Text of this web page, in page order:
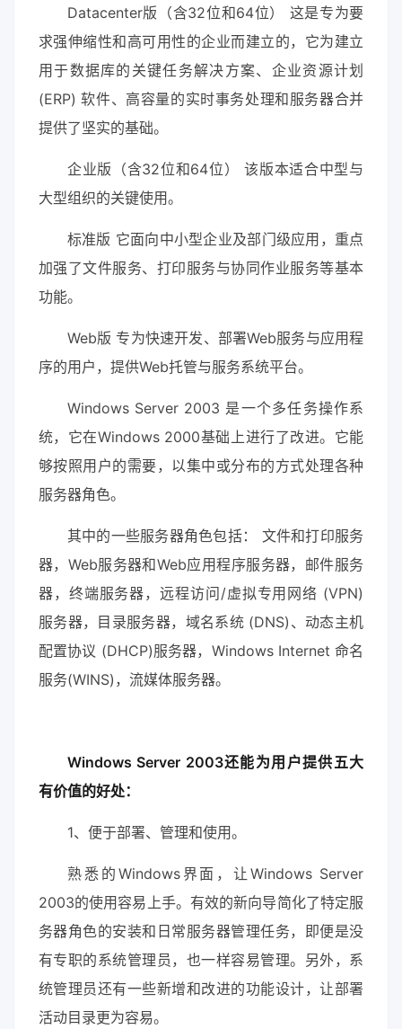
Datacenter版（含32位和64位） 这是专为要
求强伸缩性和高可用性的企业而建立的，它为建立
用于数据库的关键任务解决方案、企业资源计划
(ERP) 软件、高容量的实时事务处理和服务器合并
提供了坚实的基础。
企业版（含32位和64位） 该版本适合中型与
大型组织的关键使用。
标准版 它面向中小型企业及部门级应用，重点
加强了文件服务、打印服务与协同作业服务等基本
功能。
Web版 专为快速开发、部署Web服务与应用程
序的用户，提供Web托管与服务系统平台。
Windows Server 2003 是一个多任务操作系
统，它在Windows 2000基础上进行了改进。它能
够按照用户的需要，以集中或分布的方式处理各种
服务器角色。
其中的一些服务器角色包括： 文件和打印服务
器，Web服务器和Web应用程序服务器，邮件服务
器，终端服务器，远程访问/虚拟专用网络 (VPN)
服务器，目录服务器，域名系统 (DNS)、动态主机
配置协议 (DHCP)服务器，Windows Internet 命名
服务(WINS)，流媒体服务器。
Windows Server 2003还能为用户提供五大
有价值的好处：
1、便于部署、管理和使用。
熟悉的Windows界面，让Windows Server
2003的使用容易上手。有效的新向导简化了特定服
务器角色的安装和日常服务器管理任务，即便是没
有专职的系统管理员，也一样容易管理。另外，系
统管理员还有一些新增和改进的功能设计，让部署
活动目录更为容易。